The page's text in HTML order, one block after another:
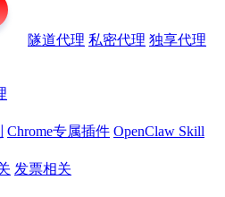
隧道代理 私密代理 独享代理
Chrome专属插件 OpenClaw Skill
发票相关